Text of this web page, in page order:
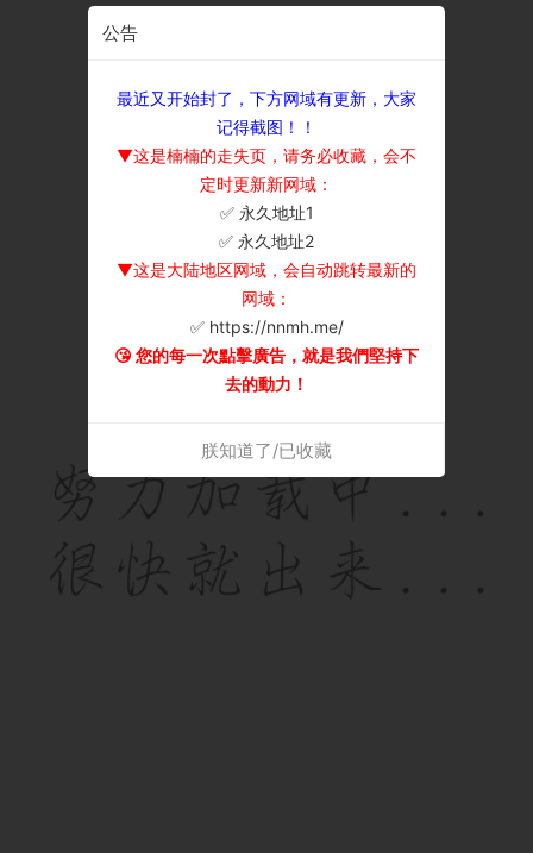
公告
最近又开始封了，下方网域有更新，大家
记得截图！！
▼这是楠楠的走失页，请务必收藏，会不
定时更新新网域：
✅ 永久地址1
✅ 永久地址2
▼这是大陆地区网域，会自动跳转最新的
网域：
✅ https://nnmh.me/
😘 您的每一次點擊廣告，就是我們堅持下
去的動力！
朕知道了/已收藏